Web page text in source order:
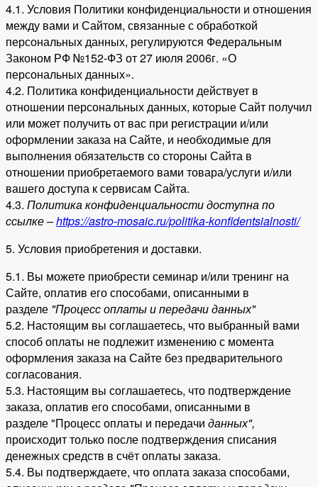
4.1. Условия Политики конфиденциальности и отношения
между вами и Сайтом, связанные с обработкой
персональных данных, регулируются Федеральным
Законом РФ №152-ФЗ от 27 июля 2006г. «О
персональных данных».
4.2. Политика конфиденциальности действует в
отношении персональных данных, которые Сайт получил
или может получить от вас при регистрации и/или
оформлении заказа на Сайте, и необходимые для
выполнения обязательств со стороны Сайта в
отношении приобретаемого вами товара/услуги и/или
вашего доступа к сервисам Сайта.
4.3. Политика конфиденциальности доступна по
ссылке –https://astro-mosaic.ru/politika-konfidentsialnosti/
5. Условия приобретения и доставки.
5.1. Вы можете приобрести семинар и/или тренинг на
Сайте, оплатив его способами, описанными в
разделе "Процесс оплаты и передачи данных"
5.2. Настоящим вы соглашаетесь, что выбранный вами
способ оплаты не подлежит изменению с момента
оформления заказа на Сайте без предварительного
согласования.
5.3. Настоящим вы соглашаетесь, что подтверждение
заказа, оплатив его способами, описанными в
разделе "Процесс оплаты и передачи данных",
происходит только после подтверждения списания
денежных средств в счёт оплаты заказа.
5.4. Вы подтверждаете, что оплата заказа способами,